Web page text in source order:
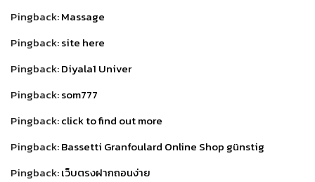
Pingback:Massage
Pingback:site here
Pingback:Diyala1 Univer
Pingback:som777
Pingback:click to find out more
Pingback:Bassetti Granfoulard Online Shop günstig
Pingback:เว็บตรงฝากถอนง่าย